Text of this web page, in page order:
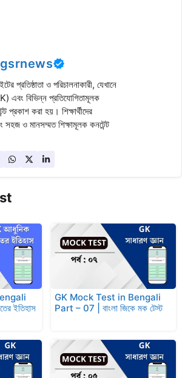
ও পরিচালনাকারী, যেখানে
এবং বিভিন্ন প্রতিযোগিতামূলক
প্রকাশ করা হয়। শিক্ষার্থীদের
সহজ ও মানসম্মত শিক্ষামূলক কনটেন্ট
ইতিহাস
GK Mock Test in Bengali
Part – 07 | বাংলা জিকে মক টেস্ট